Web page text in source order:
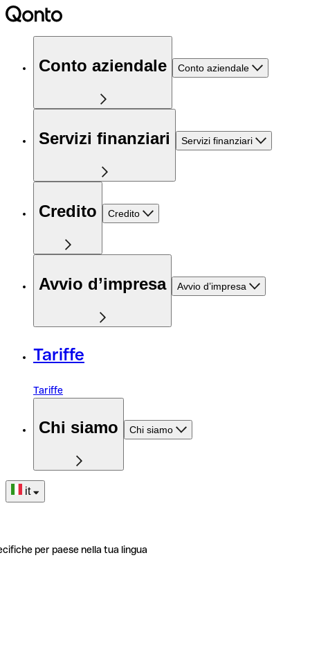
Conto aziendale Conto aziendale
Servizi finanziari Servizi finanziari
Credito Credito
Avvio d’impresa Avvio d’impresa
Tariffe
Tariffe
Chi siamo Chi siamo
it
per paese nella tua lingua